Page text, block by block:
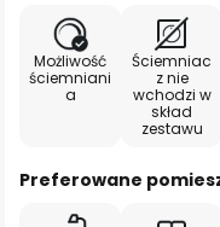
Możliwość
ściemniani
a
Ściemniac
z nie
wchodzi w
skład
zestawu
Preferowane